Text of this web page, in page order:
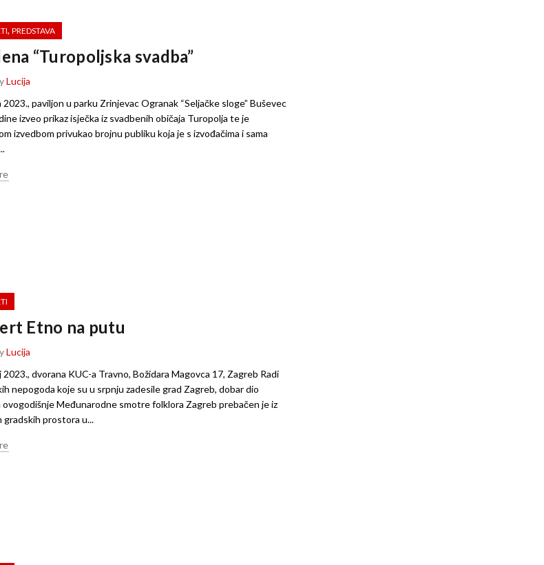
, PREDSTAVA
“Turopoljska svadba”
Lucija
2023., paviljon u parku Zrinjevac Ogranak “Seljačke sloge” Buševec
izveo prikaz isječka iz svadbenih običaja Turopolja te je
izvedbom privukao brojnu publiku koja je s izvođačima i sama
Etno na putu
Lucija
2023., dvorana KUC-a Travno, Božidara Magovca 17, Zagreb Radi
nepogoda koje su u srpnju zadesile grad Zagreb, dobar dio
ovogodišnje Međunarodne smotre folklora Zagreb prebačen je iz
prostora u...